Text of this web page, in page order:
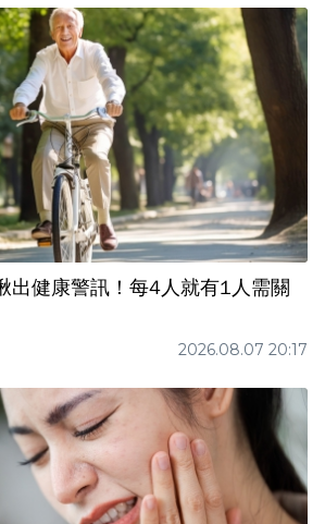
出健康警訊！每4人就有1人需關
2026.08.07 20:17